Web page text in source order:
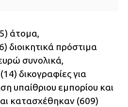
άτομα,
διοικητικά πρόστιμα
συνολικά,
δικογραφίες για
υπαίθριου εμπορίου και
κατασχέθηκαν (609)